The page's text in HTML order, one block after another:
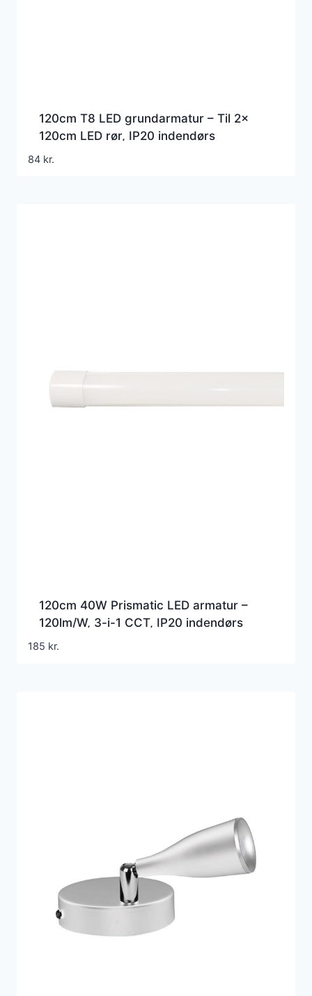
120cm T8 LED grundarmatur – Til 2x
120cm LED rør, IP20 indendørs
84 kr.
120cm 40W Prismatic LED armatur –
120lm/W, 3-i-1 CCT, IP20 indendørs
185 kr.